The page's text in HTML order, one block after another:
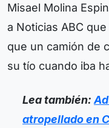
Misael Molina
a Noticias ABC
que un camión de
su tío cuando iba
Lea también:
atropellado en